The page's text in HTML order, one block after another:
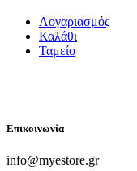
Λογαριασμός
Καλάθι
Ταμείο
Επικοινωνία
info@myestore.gr